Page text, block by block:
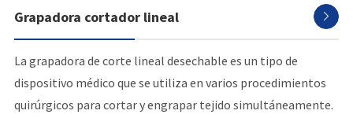
Grapadora cortador lineal 
La grapadora de corte lineal desechable es un tipo de
dispositivo médico que se utiliza en varios procedimientos
quirúrgicos para cortar y engrapar tejido simultáneamente.